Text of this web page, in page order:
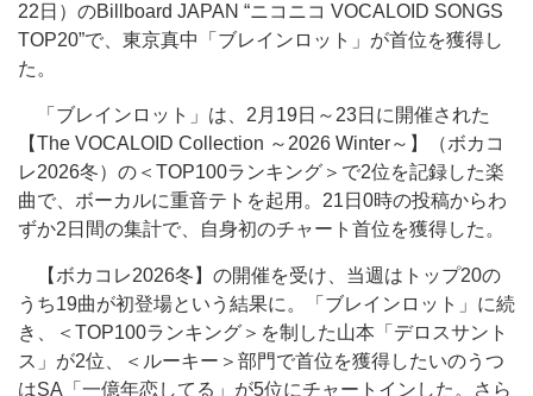
22日）のBillboard JAPAN “ニコニコ VOCALOID SONGS
TOP20”で、東京真中「ブレインロット」が首位を獲得し
た。
「ブレインロット」は、2月19日～23日に開催された
【The VOCALOID Collection ～2026 Winter～】（ボカコ
レ2026冬）の＜TOP100ランキング＞で2位を記録した楽
曲で、ボーカルに重音テトを起用。21日0時の投稿からわ
ずか2日間の集計で、自身初のチャート首位を獲得した。
【ボカコレ2026冬】の開催を受け、当週はトップ20の
うち19曲が初登場という結果に。「ブレインロット」に続
き、＜TOP100ランキング＞を制した山本「デロスサント
ス」が2位、＜ルーキー＞部門で首位を獲得したいのうつ
はSA「一億年恋してる」が5位にチャートインした。さら